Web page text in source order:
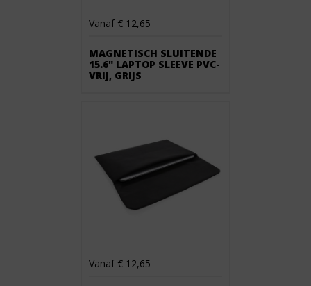
Vanaf € 12,65
MAGNETISCH SLUITENDE
15.6" LAPTOP SLEEVE PVC-
VRIJ, GRIJS
Vanaf € 12,65